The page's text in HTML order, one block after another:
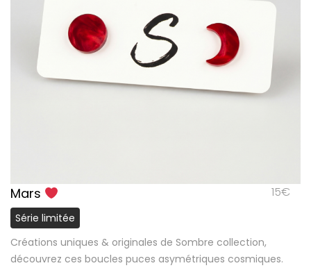
Mars 15€
Série limitée
Créations uniques & originales de Sombre collection,
découvrez ces boucles puces asymétriques cosmiques.